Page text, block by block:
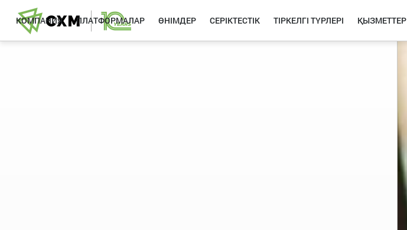
КОМПАНИЯ ПЛАТФОРМАЛАР ӨНІМДЕР СЕРІКТЕСТІК ТІРКЕЛГІ ТҮРЛЕРІ ҚЫЗМЕТТЕР